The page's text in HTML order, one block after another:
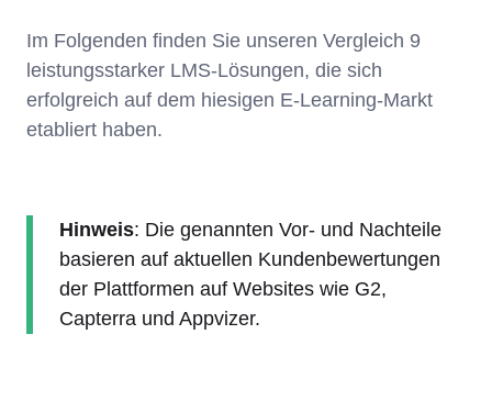
Im Folgenden finden Sie unseren Vergleich 9
leistungsstarker LMS-Lösungen, die sich
erfolgreich auf dem hiesigen E-Learning-Markt
etabliert haben.
Hinweis: Die genannten Vor- und Nachteile
basieren auf aktuellen Kundenbewertungen
der Plattformen auf Websites wie G2,
Capterra und Appvizer.